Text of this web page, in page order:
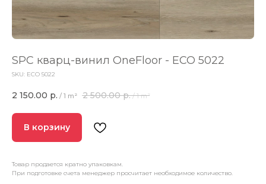
SPC кварц-винил OneFloor - ECO 5022
SKU: ECO 5022
2 150.00 р. / 1 m² 2 500.00 р. / 1 m²
В корзину
Товар продается кратно упаковкам.
При подготовке счета менеджер просчитает необходимое количество.